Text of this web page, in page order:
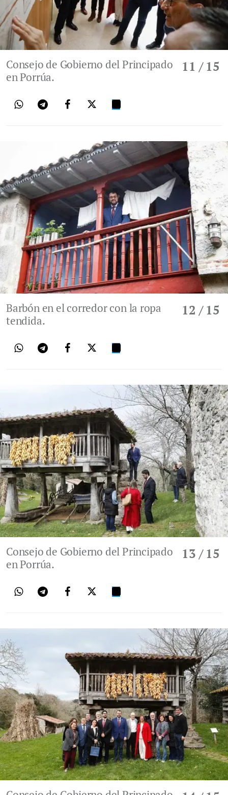
11 / 15
Consejo de Gobierno del Principado
en Porrúa.
12 / 15
Barbón en el corredor con la ropa
tendida.
13 / 15
Consejo de Gobierno del Principado
en Porrúa.